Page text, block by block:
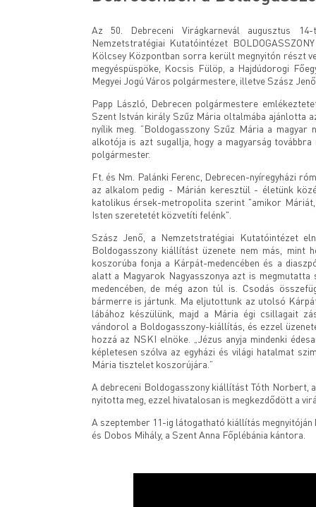
Az 50. Debreceni Virágkarnevál augusztus
Nemzetstratégiai Kutatóintézet
Kölcsey Központban sorra került megnyitón részt
megyéspüspöke, Kocsis Fülöp, a Hajdúdorogi
Megyei Jogú Város polgármestere, illetve Szász
Papp László, Debrecen polgármestere
Szent István király Szűz Mária oltalmába ajánlotta
nyílik meg. ”Boldogasszony Szűz Mária a
alkotója is azt sugallja, hogy a magyarság
polgármester.
Ft. és Nm. Palánki Ferenc, Debrecen-nyíregyházi
az alkalom pedig - Márián keresztül - életünk
katolikus érsek-metropolita szerint "amikor
Isten szeretetét közvetíti felénk".
Szász Jenő, a Nemzetstratégiai Kutatóintézet
Boldogasszony kiállítást üzenete nem más, mint
koszorúba fonja a Kárpát-medencében és a
alatt a Magyarok Nagyasszonya azt is
medencében, de még azon túl is. Csodás
bármerre is jártunk. Ma eljutottunk az utolsó
lábához készülünk, majd a Mária égi csillagait
vándorol a Boldogasszony-kiállítás, és ezzel
hozzá az NSKI elnöke. „Jézus anyja mindenki
képletesen szólva az egyházi és világi hatalmat
Mária tisztelet koszorújára.”
A debreceni Boldogasszony kiállítást Tóth
nyitotta meg, ezzel hivatalosan is megkezdődött a
A szeptember 11-ig látogatható kiállítás
és Dobos Mihály, a Szent Anna Főplébánia kántora.